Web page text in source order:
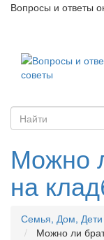
Вопросы и ответы
Можно
на
Семья, Дом, Дети
Можно ли